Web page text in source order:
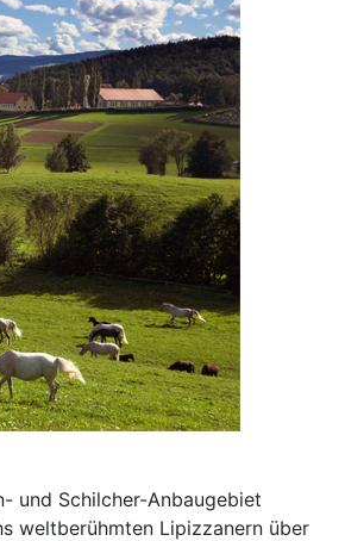
und Schilcher-Anbaugebiet
weltberühmten Lipizzanern über